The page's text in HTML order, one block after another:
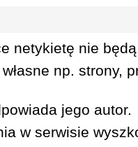
netykietę nie
np. strony,
jego autor.
w serwisie